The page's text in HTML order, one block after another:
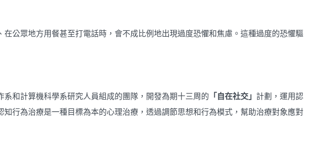
公眾地方用餐甚至打電話時，會不成比例地出現過度恐懼和焦慮。這種過度的恐懼驅
系和計算機科學系研究人員組成的團隊，開發為期十三周的 「自在社交」 計劃，運用認
行為治療是一種目標為本的心理治療，透過調節思想和行為模式，幫助治療對象應對